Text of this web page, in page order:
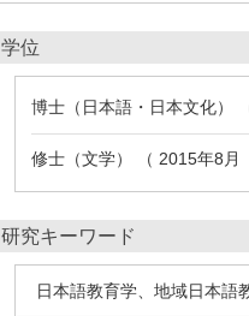
学位
博士（日本語・日本文化）
修士（文学） （ 2015年8
研究キーワード
日本語教育学、地域日本語